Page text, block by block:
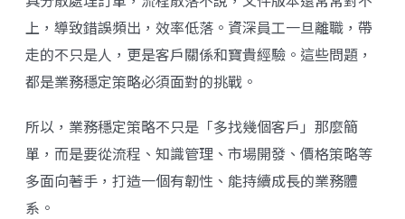
上，導致錯誤頻出，效率低落。資深員工一旦離職，帶
走的不只是人，更是客戶關係和寶貴經驗。這些問題，
都是業務穩定策略必須面對的挑戰。
所以，業務穩定策略不只是「多找幾個客戶」那麼簡
單，而是要從流程、知識管理、市場開發、價格策略等
多面向著手，打造一個有韌性、能持續成長的業務體
系。